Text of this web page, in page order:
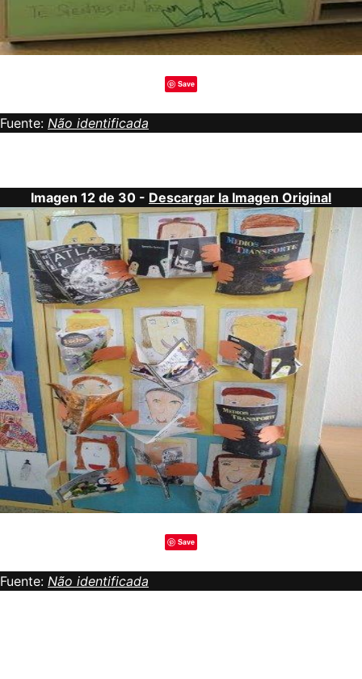
Save
Fuente: Não identificada
Imagen 12 de 30 - Descargar la Imagen Original
Save
Fuente: Não identificada